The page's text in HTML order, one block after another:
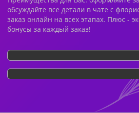
обсуждайте все детали в чате с
заказ онлайн на всех этапах. Плюс -
бонусы за каждый заказ!